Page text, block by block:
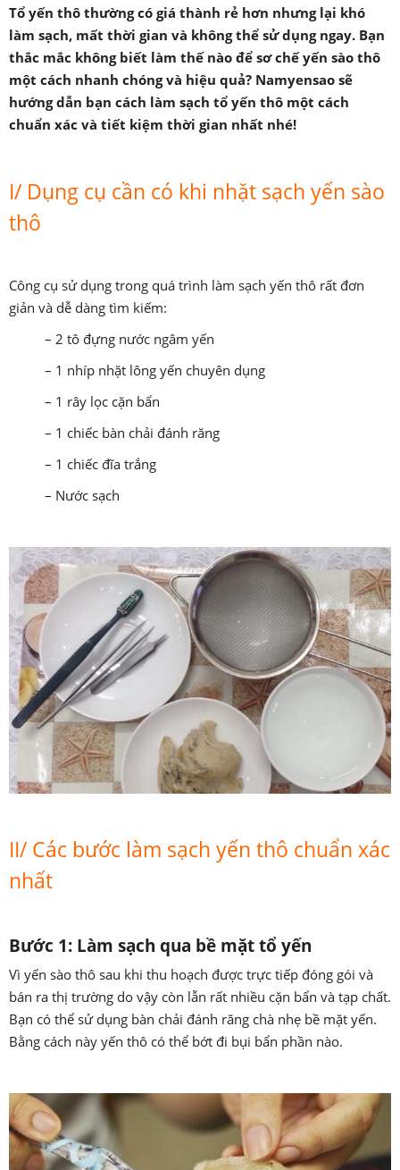
Tổ yến thô thường có giá thành rẻ hơn nhưng lại khó
làm sạch, mất thời gian và không thể sử dụng ngay. Bạn
thắc mắc không biết làm thế nào để sơ chế yến sào thô
một cách nhanh chóng và hiệu quả? Namyensao sẽ
hướng dẫn bạn cách làm sạch tổ yến thô một cách
chuẩn xác và tiết kiệm thời gian nhất nhé!
I/ Dụng cụ cần có khi nhặt sạch yến sào
thô
Công cụ sử dụng trong quá trình làm sạch yến thô rất đơn
giản và dễ dàng tìm kiếm:
– 2 tô đựng nước ngâm yến
– 1 nhíp nhặt lông yến chuyên dụng
– 1 rây lọc cặn bẩn
– 1 chiếc bàn chải đánh răng
– 1 chiếc đĩa trắng
– Nước sạch
II/ Các bước làm sạch yến thô chuẩn xác
nhất
Bước 1: Làm sạch qua bề mặt tổ yến
Vì yến sào thô sau khi thu hoạch được trực tiếp đóng gói và
bán ra thị trường do vậy còn lẫn rất nhiều cặn bẩn và tạp chất.
Bạn có thể sử dụng bàn chải đánh răng chà nhẹ bề mặt yến.
Bằng cách này yến thô có thể bớt đi bụi bẩn phần nào.